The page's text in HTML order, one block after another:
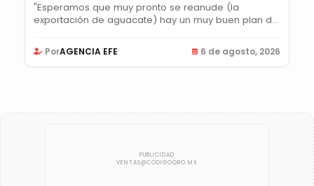
"Esperamos que muy pronto se reanude (la
exportación de aguacate) hay un muy buen plan de
PorAGENCIA EFE 6 de agosto, 2026